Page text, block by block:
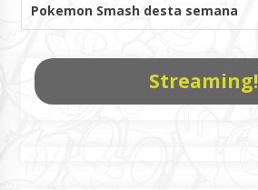
Pokemon Smash desta semana
Streaming!